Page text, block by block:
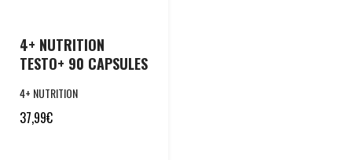
4+ NUTRITION
TESTO+ 90 CAPSULES
4+ NUTRITION
37,99€